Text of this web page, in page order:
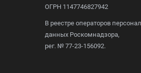
ОГРН 1147746827942
В реестре операторов
данных Роскомнадзора,
рег. № 77-23-156092.